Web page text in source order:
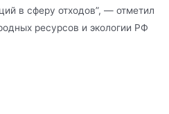
в сферу отходов”, — отметил
ресурсов и экологии РФ